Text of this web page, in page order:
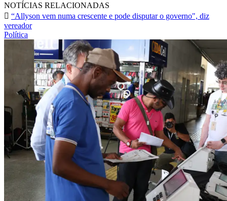
NOTÍCIAS RELACIONADAS
“Allyson vem numa crescente e pode disputar o governo", diz
vereador
Política